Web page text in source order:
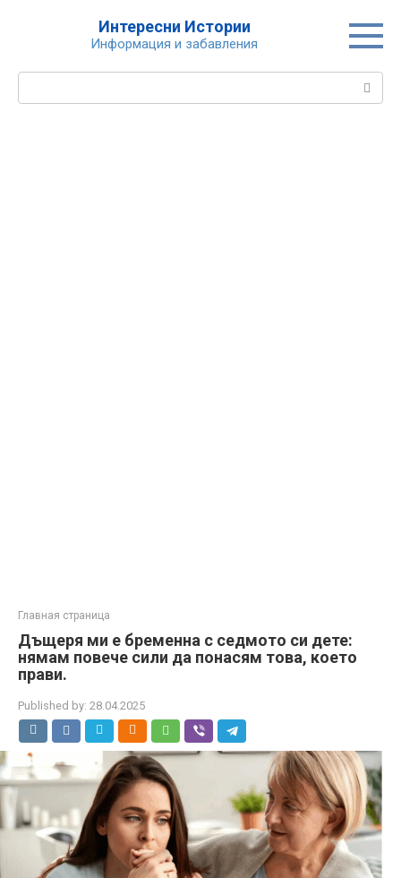
Интересни Истории
Информация и забавления
Search:
Главная страница
Дъщеря ми е бременна с седмото си дете:
нямам повече сили да понасям това, което
прави.
Published by: 28.04.2025